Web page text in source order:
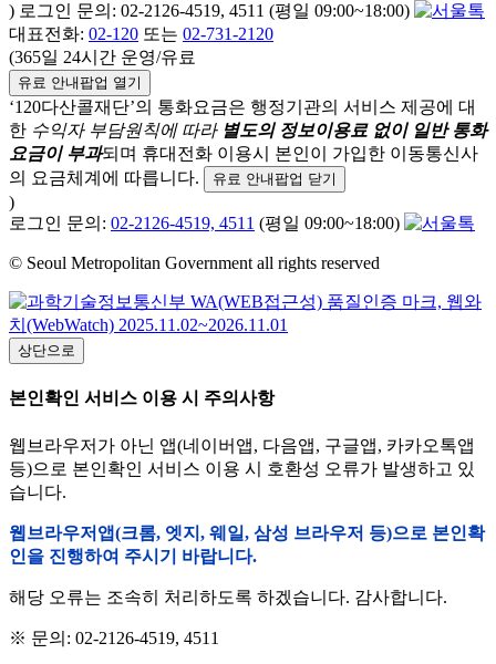
) 로그인 문의: 02-2126-4519, 4511 (평일 09:00~18:00)
대표전화: 02-120 또는 02-731-2120
(365일 24시간 운영/유료
유료 안내팝업 열기
‘120다산콜재단’의 통화요금은 행정기관의 서비스 제공에 대
한 수익자 부담원칙에 따라 별도의 정보이용료 없이 일반 통화
요금이 부과되며 휴대전화 이용시 본인이 가입한 이동통신사
의 요금체계에 따릅니다.
유료 안내팝업 닫기
)
로그인 문의: 02-2126-4519, 4511 (평일 09:00~18:00)
© Seoul Metropolitan Government all rights reserved
상단으로
본인확인 서비스 이용 시 주의사항
웹브라우저가 아닌 앱(네이버앱, 다음앱, 구글앱, 카카오톡앱
등)으로 본인확인 서비스 이용 시 호환성 오류가 발생하고 있
습니다.
웹브라우저앱(크롬, 엣지, 웨일, 삼성 브라우저 등)으로 본인확
인을 진행하여 주시기 바랍니다.
해당 오류는 조속히 처리하도록 하겠습니다. 감사합니다.
※ 문의: 02-2126-4519, 4511